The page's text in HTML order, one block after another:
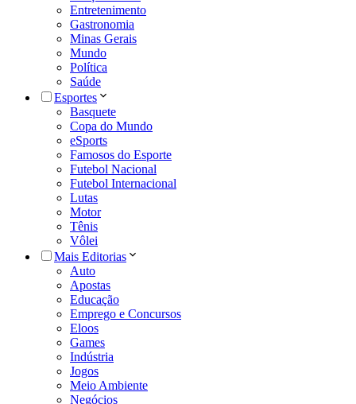
Entretenimento
Gastronomia
Minas Gerais
Mundo
Política
Saúde
Esportes
Basquete
Copa do Mundo
eSports
Famosos do Esporte
Futebol Nacional
Futebol Internacional
Lutas
Motor
Tênis
Vôlei
Mais Editorias
Auto
Apostas
Educação
Emprego e Concursos
Eloos
Games
Indústria
Jogos
Meio Ambiente
Negócios